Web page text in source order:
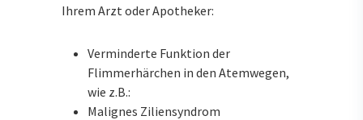
Ihrem Arzt oder Apotheker:
Verminderte Funktion der
Flimmerhärchen in den Atemwegen,
wie z.B.:
Malignes Ziliensyndrom